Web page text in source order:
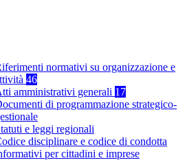
normativi su organizzazione e
46
amministrativi generali 17
di programmazione strategico-
e leggi regionali
disciplinare e codice di condotta
per cittadini e imprese